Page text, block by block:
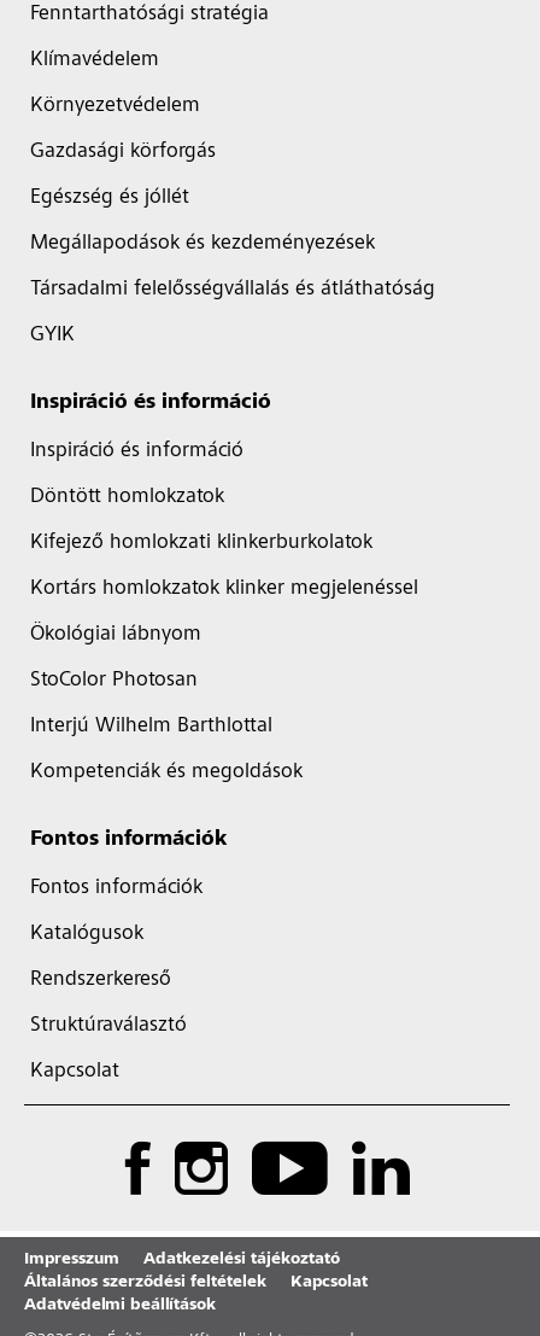
Fenntarthatósági stratégia
Klímavédelem
Környezetvédelem
Gazdasági körforgás
Egészség és jóllét
Megállapodások és kezdeményezések
Társadalmi felelősségvállalás és átláthatóság
GYIK
Inspiráció és információ
Inspiráció és információ
Döntött homlokzatok
Kifejező homlokzati klinkerburkolatok
Kortárs homlokzatok klinker megjelenéssel
Ökológiai lábnyom
StoColor Photosan
Interjú Wilhelm Barthlottal
Kompetenciák és megoldások
Fontos információk
Fontos információk
Katalógusok
Rendszerkereső
Struktúraválasztó
Kapcsolat
Impresszum
Adatkezelési tájékoztató
Általános szerződési feltételek
Kapcsolat
Adatvédelmi beállítások